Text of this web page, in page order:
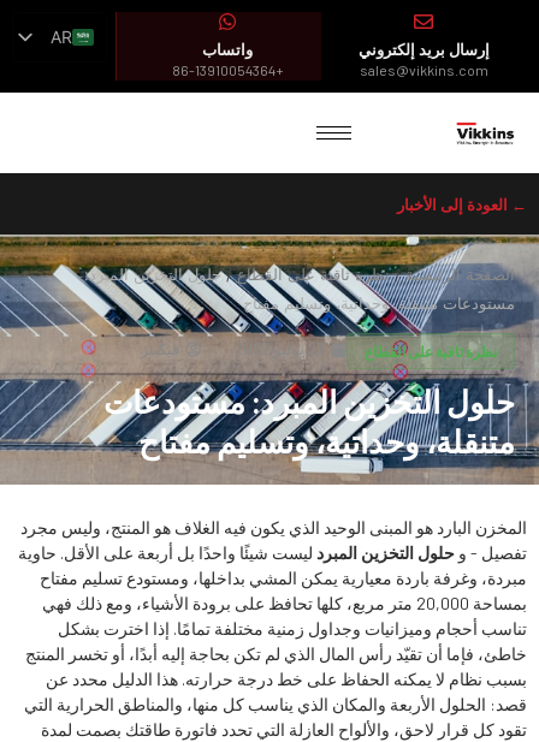
إرسال بريد إلكتروني
sales@vikkins.com
واتساب
+86-13910054364
AR
← العودة إلى الأخبار
الصفحة الرئيسية/نظرة ثاقبة على القطاع/حلول التخزين المبرد:
مستودعات متنقلة، وحداتية، وتسليم مفتاح
نظرة ثاقبة على القطاع فيكينز
حلول التخزين المبرد: مستودعات
متنقلة، وحداتية، وتسليم مفتاح
المخزن البارد هو المبنى الوحيد الذي يكون فيه الغلاف هو المنتج، وليس مجرد
تفصيل - و حلول التخزين المبرد ليست شيئًا واحدًا بل أربعة على الأقل. حاوية
مبردة، وغرفة باردة معيارية يمكن المشي بداخلها، ومستودع تسليم مفتاح
بمساحة 20,000 متر مربع، كلها تحافظ على برودة الأشياء، ومع ذلك فهي
تناسب أحجام وميزانيات وجداول زمنية مختلفة تمامًا. إذا اخترت بشكل
خاطئ، فإما أن تقيّد رأس المال الذي لم تكن بحاجة إليه أبدًا، أو تخسر المنتج
بسبب نظام لا يمكنه الحفاظ على خط درجة حرارته. هذا الدليل محدد عن
قصد: الحلول الأربعة والمكان الذي يناسب كل منها، والمناطق الحرارية التي
تقود كل قرار لاحق، والألواح العازلة التي تحدد فاتورة طاقتك بصمت لمدة